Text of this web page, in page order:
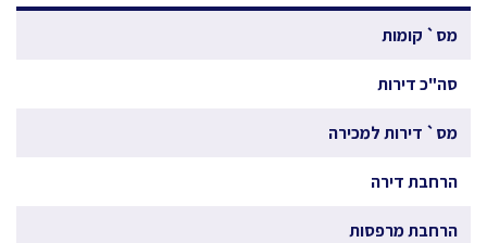
מס` קומות
סה"כ דירות
מס` דירות למכירה
הרחבת דירה
הרחבת מרפסות